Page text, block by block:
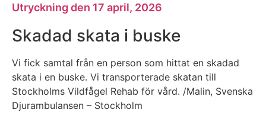
Utryckning den 17 april, 2026
Skadad skata i buske
Vi fick samtal från en person som hittat en skadad
skata i en buske. Vi transporterade skatan till
Stockholms Vildfågel Rehab för vård. /Malin, Svenska
Djurambulansen – Stockholm